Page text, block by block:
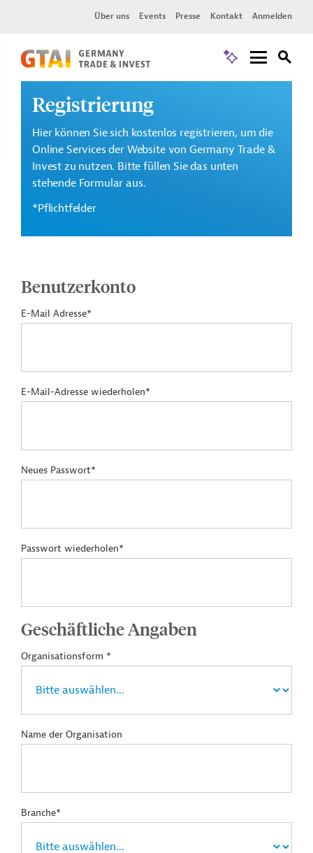
Über uns Events Presse Kontakt Anmelden
Registrierung
Hier können Sie sich kostenlos registrieren, um die
Online Services der Website von Germany Trade &
Invest zu nutzen. Bitte füllen Sie das unten
stehende Formular aus.
*Pflichtfelder
Benutzerkonto
E-Mail Adresse*
E-Mail-Adresse wiederholen*
Neues Passwort*
Passwort wiederholen*
Geschäftliche Angaben
Organisationsform *
Name der Organisation
Branche*